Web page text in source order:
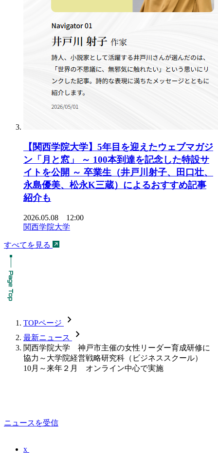
【関西学院大学】5年目を迎えたウェブマガジ
ン「月と窓」 ～ 100本到達を記念した特設サ
イトを公開 ～ 卒業生（井戸川射子、田口壮、
永島優美、松永K三蔵）によるおすすめ記事
紹介も
2026.05.08 12:00
関西学院大学
すべてを見る
TOPページ chevron_forward
最新ニュース chevron_forward
関西学院大学 神戸市主催の女性リーダー育成研修に
協力～大学院経営戦略研究科（ビジネススクール）
10月～来年２月 オンライン中心で実施
ニュースを受信
x